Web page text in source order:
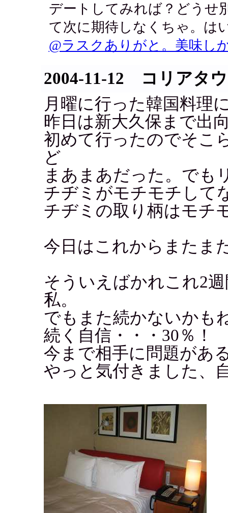
デートしてみれば？どうせ
て次に期待しなくちゃ。は
@ラスクありがと。美味し
2004-11-12 コリアタ
月曜に行った韓国料理
昨日は新大久保まで出
初めて行ったのでそこ
ど
まあまあだった。でも
チヂミがモチモチして
チヂミの取り柄はモチ
今日はこれからまたま
そういえばかれこれ2
私。
でもまた続かないかも
続く自信・・・30％！
今まで相手に問題があ
やっと気付きました、